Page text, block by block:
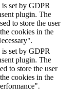
set by GDPR
plugin. The
to store the user
cookies in the
set by GDPR
plugin. The
to store the user
cookies in the